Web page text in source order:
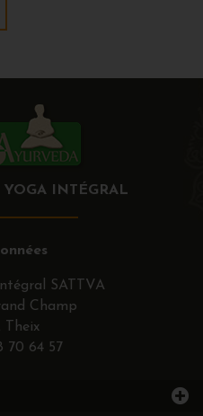
YOGA INTÉGRAL
SATTVA
Champ
Theix
70 64 57